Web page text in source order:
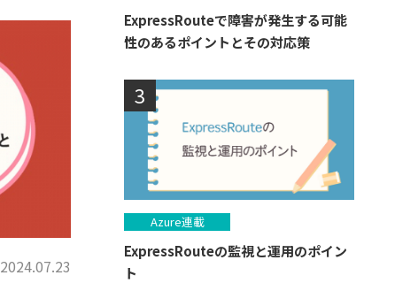
2024.07.23
ExpressRouteで障害が発生する可能
性のあるポイントとその対応策
Azure連載
ExpressRouteの監視と運用のポイン
ト